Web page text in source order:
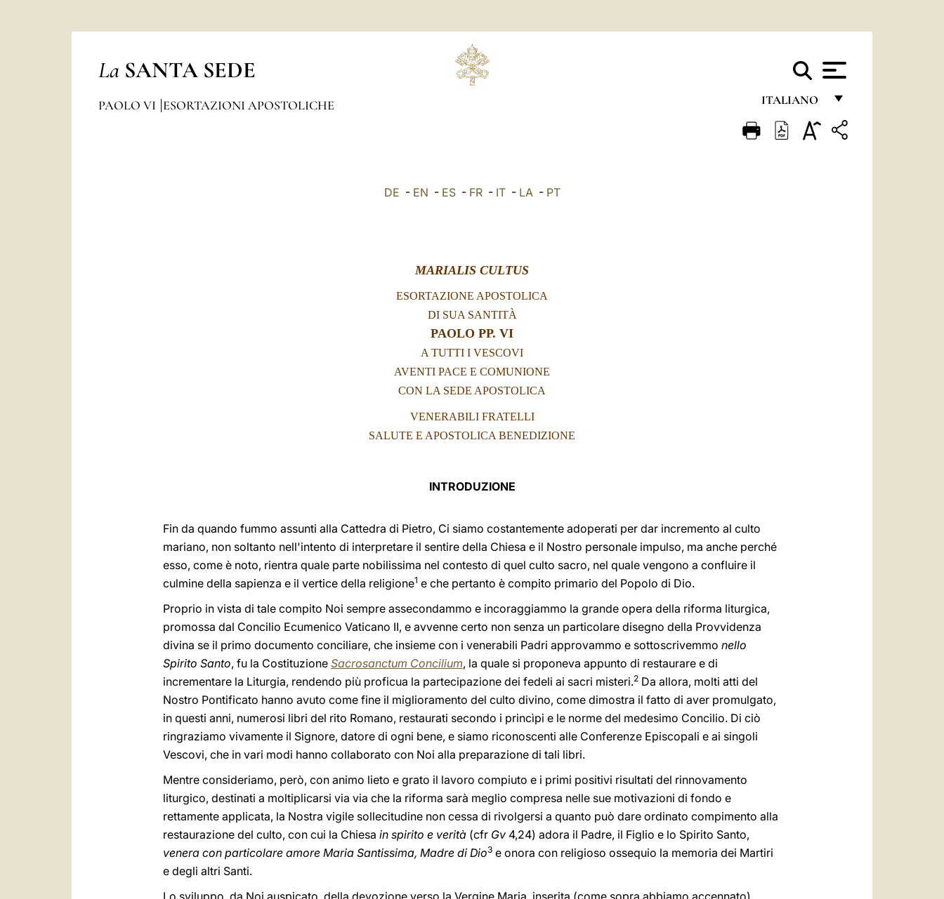
La SANTA SEDE
ITALIANO
FRANÇAIS
PAOLO VI ESORTAZIONI APOSTOLICHE
DE - EN - ES- FR- IT- LA- PT
MARIALIS CULTUS
ESORTAZIONE APOSTOLICA
DI SUA SANTITÀ
PAOLO PP. VI
A TUTTI I VESCOVI
AVENTI PACE E COMUNIONE
CON LA SEDE APOSTOLICA
VENERABILI FRATELLI
SALUTE E APOSTOLICA BENEDIZIONE
INTRODUZIONE
Fin da quando fummo assunti alla Cattedra di Pietro, Ci siamo costantemente adoperati per dar incremento al culto
mariano, non soltanto nell'intento di interpretare il sentire della Chiesa e il Nostro personale impulso, ma anche perché
esso, come è noto, rientra quale parte nobilissima nel contesto di quel culto sacro, nel quale vengono a confluire il
culmine della sapienza e il vertice della religione1 e che pertanto è compito primario del Popolo di Dio.
Proprio in vista di tale compito Noi sempre assecondammo e incoraggiammo la grande opera della riforma liturgica,
promossa dal Concilio Ecumenico Vaticano II, e avvenne certo non senza un particolare disegno della Provvidenza
divina se il primo documento conciliare, che insieme con i venerabili Padri approvammo e sottoscrivemmo nello
Spirito Santo, fu la Costituzione Sacrosanctum Concilium, la quale si proponeva appunto di restaurare e di
incrementare la Liturgia, rendendo più proficua la partecipazione dei fedeli ai sacri misteri.2 Da allora, molti atti del
Nostro Pontificato hanno avuto come fine il miglioramento del culto divino, come dimostra il fatto di aver promulgato,
in questi anni, numerosi libri del rito Romano, restaurati secondo i princìpi e le norme del medesimo Concilio. Di ciò
ringraziamo vivamente il Signore, datore di ogni bene, e siamo riconoscenti alle Conferenze Episcopali e ai singoli
Vescovi, che in vari modi hanno collaborato con Noi alla preparazione di tali libri.
Mentre consideriamo, però, con animo lieto e grato il lavoro compiuto e i primi positivi risultati del rinnovamento
liturgico, destinati a moltiplicarsi via via che la riforma sarà meglio compresa nelle sue motivazioni di fondo e
rettamente applicata, la Nostra vigile sollecitudine non cessa di rivolgersi a quanto può dare ordinato compimento alla
restaurazione del culto, con cui la Chiesa in spirito e verità (cfr Gv 4,24) adora il Padre, il Figlio e lo Spirito Santo,
venera con particolare amore Maria Santissima, Madre di Dio3 e onora con religioso ossequio la memoria dei Martiri
e degli altri Santi.
Lo sviluppo, da Noi auspicato, della devozione verso la Vergine Maria, inserita (come sopra abbiamo accennato)